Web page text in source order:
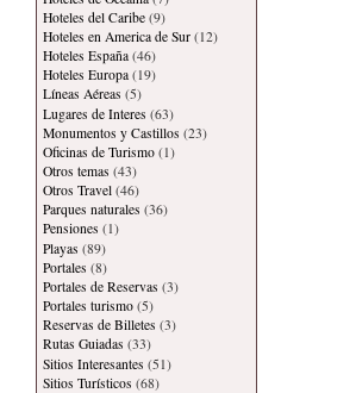
Hoteles del Caribe (9)
Hoteles en America de Sur (12)
Hoteles España (46)
Hoteles Europa (19)
Líneas Aéreas (5)
Lugares de Interes (63)
Monumentos y Castillos (23)
Oficinas de Turismo (1)
Otros temas (43)
Otros Travel (46)
Parques naturales (36)
Pensiones (1)
Playas (89)
Portales (8)
Portales de Reservas (3)
Portales turismo (5)
Reservas de Billetes (3)
Rutas Guiadas (33)
Sitios Interesantes (51)
Sitios Turísticos (68)